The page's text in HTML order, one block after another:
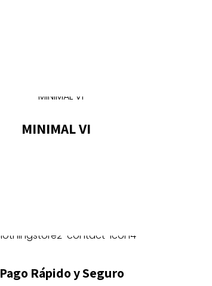
MINIMAL VI
pueden
Pago Rápido y Seguro